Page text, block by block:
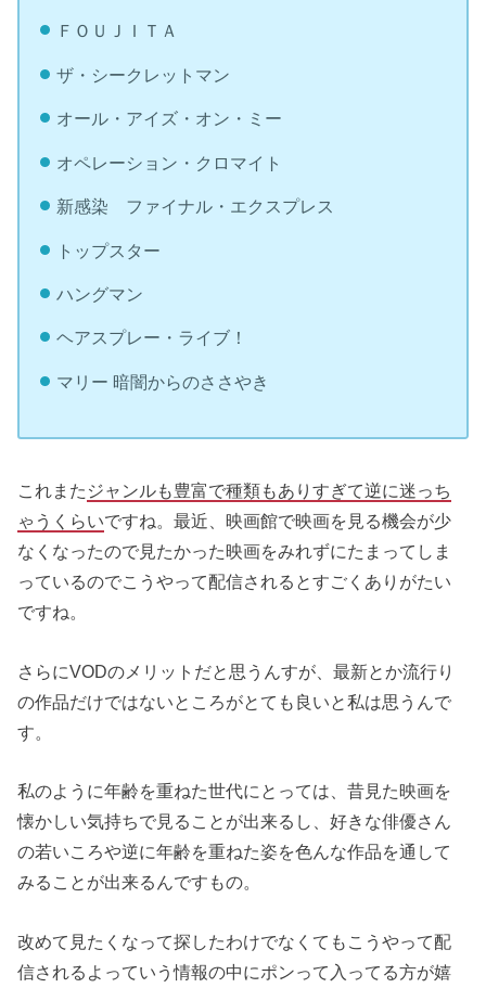
ＦＯＵＪＩＴＡ
ザ・シークレットマン
オール・アイズ・オン・ミー
オペレーション・クロマイト
新感染 ファイナル・エクスプレス
トップスター
ハングマン
ヘアスプレー・ライブ！
マリー 暗闇からのささやき
これまた ジャンルも豊富で種類もありすぎて逆に迷っち
ゃうくらいですね。最近、映画館で映画を見る機会が少
なくなったので見たかった映画をみれずにたまってしま
っているのでこうやって配信されるとすごくありがたい
ですね。
さらにVODのメリットだと思うんすが、最新とか流行り
の作品だけではないところがとても良いと私は思うんで
す。
私のように年齢を重ねた世代にとっては、昔見た映画を
懐かしい気持ちで見ることが出来るし、好きな俳優さん
の若いころや逆に年齢を重ねた姿を色んな作品を通して
みることが出来るんですもの。
改めて見たくなって探したわけでなくてもこうやって配
信されるよっていう情報の中にポンって入ってる方が嬉